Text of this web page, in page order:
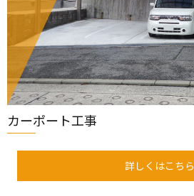
カーポート工事
詳しくはこちら